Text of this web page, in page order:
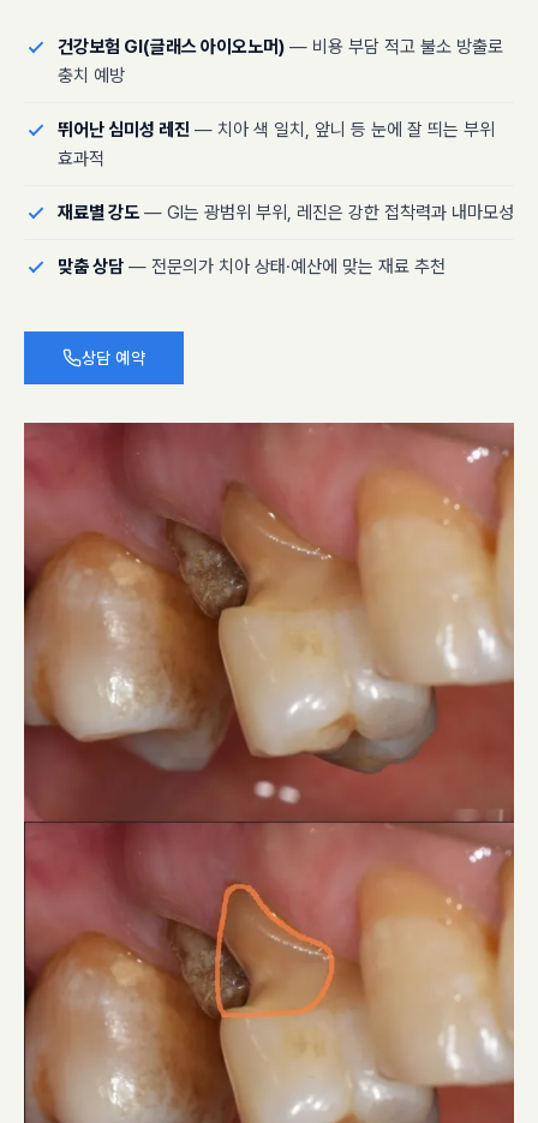
건강보험 GI(글래스 아이오노머) — 비용 부담 적고 불소 방출로
충치 예방
뛰어난 심미성 레진 — 치아 색 일치, 앞니 등 눈에 잘 띄는 부위
효과적
재료별 강도 — GI는 광범위 부위, 레진은 강한 접착력과 내마모성
맞춤 상담 — 전문의가 치아 상태·예산에 맞는 재료 추천
상담 예약